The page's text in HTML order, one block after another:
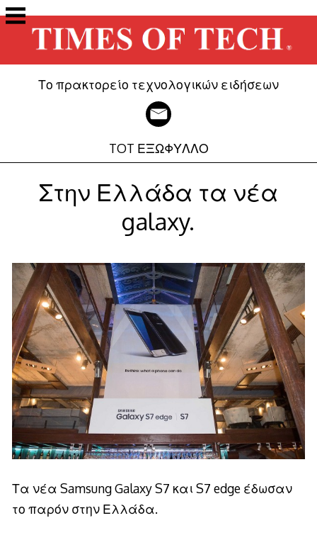
Μετάβαση
στο
περιεχόμενο
Το πρακτορείο τεχνολογικών ειδήσεων
TOT ΕΞΩΦΥΛΛΟ
Στην Ελλάδα τα νέα
galaxy.
Τα νέα Samsung Galaxy S7 και S7 edge έδωσαν
το παρόν στην Ελλάδα.